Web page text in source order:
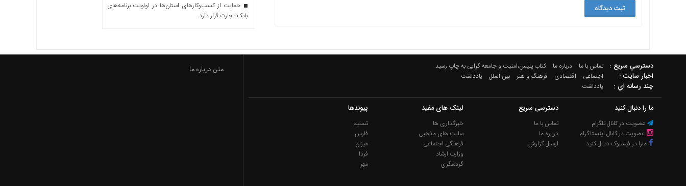
حمایت از کسب‌وکارهای استان‌ها در اولویت برنامه‌های
بانک تجارت قرار دارد
دسترسي سريع : تماس با ما درباره ما کتاب پلیس،امنیت و جامعه گرایی به چاپ رسید
اخبار سایت : اجتماعی اقتصادی فرهنگ و هنر بین الملل یادداشت
چند رسانه اي : یادداشت
ما را دنبال کنید
عضویت در کانال تلگرام
عضویت در کانال اینستاگرام
مارا در فیسبوک دنبال کنید
دسترسی سریع
تماس با ما
درباره ما
ارسال گزارش
لینک های مفید
خبرگذاری ها
سایت های مذهبی
فرهنگی اجتماعی
وزارت ارشاد
گردشگری
پیوندها
تسنیم
فارس
میزان
فردا
مهر
متن درباره ما